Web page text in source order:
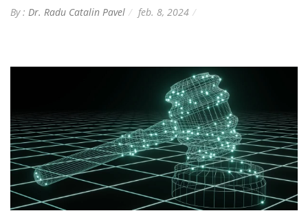
By : Dr. Radu Catalin Pavel feb. 8, 2024